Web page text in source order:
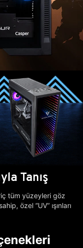
Tanış
tüm yüzeyleri göz
özel “UV” ışınları